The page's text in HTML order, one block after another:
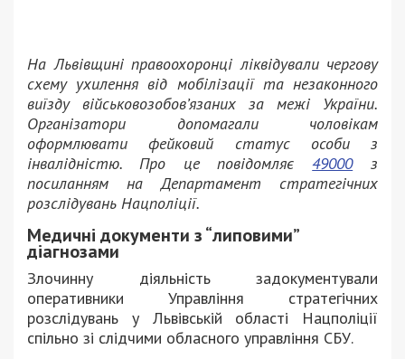
На Львівщині правоохоронці ліквідували чергову
схему ухилення від мобілізації та незаконного
виїзду військовозобов’язаних за межі України.
Організатори допомагали чоловікам
оформлювати фейковий статус особи з
інвалідністю. Про це повідомляє49000з
посиланням на Департамент стратегічних
розслідувань Нацполіції.
Медичні документи з “липовими”
діагнозами
Злочинну діяльність задокументували
оперативники Управління стратегічних
розслідувань у Львівській області Нацполіції
спільно зі слідчими обласного управління СБУ.